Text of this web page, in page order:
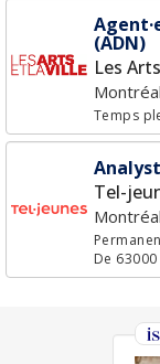
(ADN)
Les
Montréal
Temps
Tel-
Montréal
De